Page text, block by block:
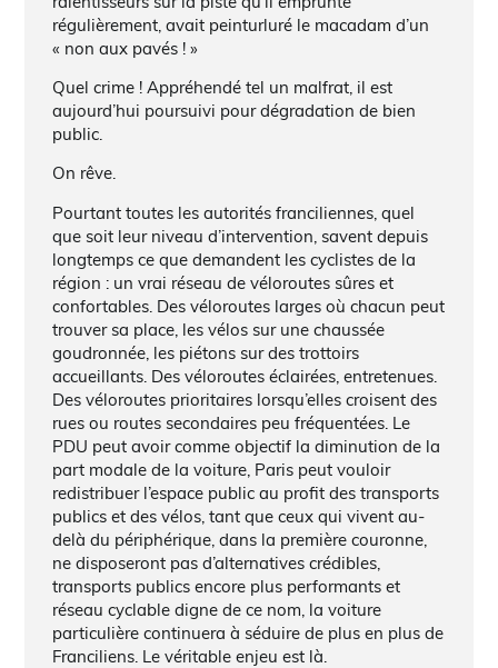
régulièrement, avait peinturluré le macadam d’un
« non aux pavés ! »
Quel crime ! Appréhendé tel un malfrat, il est
aujourd’hui poursuivi pour dégradation de bien
public.
On rêve.
Pourtant toutes les autorités franciliennes, quel
que soit leur niveau d’intervention, savent depuis
longtemps ce que demandent les cyclistes de la
région : un vrai réseau de véloroutes sûres et
confortables. Des véloroutes larges où chacun peut
trouver sa place, les vélos sur une chaussée
goudronnée, les piétons sur des trottoirs
accueillants. Des véloroutes éclairées, entretenues.
Des véloroutes prioritaires lorsqu’elles croisent des
rues ou routes secondaires peu fréquentées. Le
PDU peut avoir comme objectif la diminution de la
part modale de la voiture, Paris peut vouloir
redistribuer l’espace public au profit des transports
publics et des vélos, tant que ceux qui vivent au-
delà du périphérique, dans la première couronne,
ne disposeront pas d’alternatives crédibles,
transports publics encore plus performants et
réseau cyclable digne de ce nom, la voiture
particulière continuera à séduire de plus en plus de
Franciliens. Le véritable enjeu est là.